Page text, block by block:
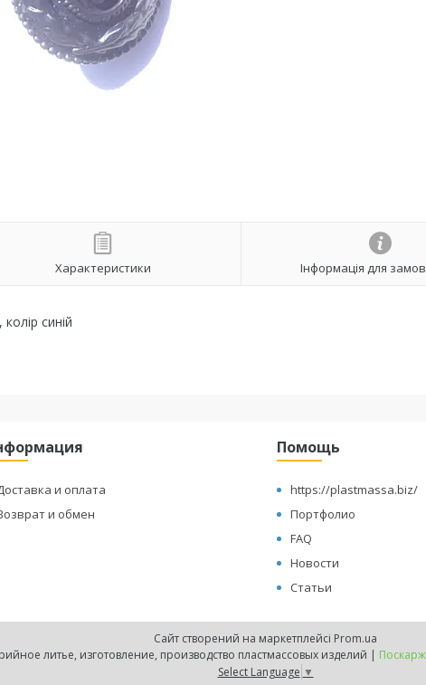
Характеристики Інформація для
синій
и оплата
и обмен
Помощь
https://plastmassa.biz/
Портфолио
FAQ
Новости
Статьи
Сайт створений на маркетплейсі Prom.ua
"ПЛАСТМАССОР" -мелкосерийное литье, изготовление, производство пластмассовых изделий |
Select Language ▼